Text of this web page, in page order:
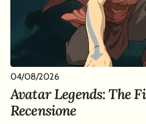
04/08/2026
Avatar Legends: The
Recensione